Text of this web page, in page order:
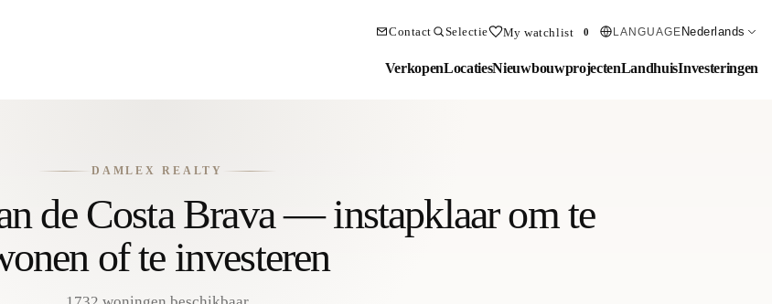
Contact Selectie My watchlist 0 LANGUAGE Nederlands
VerkopenLocatiesNieuwbouwprojectenLandhuisInvesteringen
DAMLEX REALTY
de Costa Brava — instapklaar om te
of te investeren